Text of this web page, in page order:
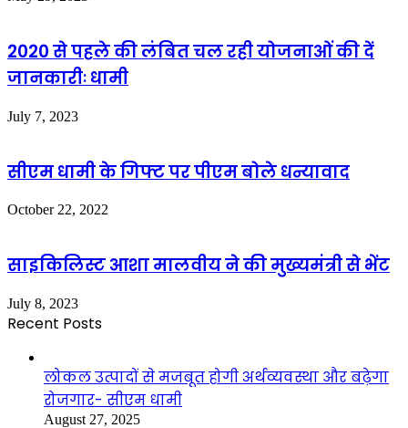
2020 से पहले की लंबित चल रही योजनाओं की दें
जानकारीः धामी
July 7, 2023
सीएम धामी के गिफ्ट पर पीएम बोले धन्यावाद
October 22, 2022
साइकिलिस्ट आशा मालवीय ने की मुख्यमंत्री से भेंट
July 8, 2023
Recent Posts
लोकल उत्पादों से मजबूत होगी अर्थव्यवस्था और बढ़ेगा
रोजगार- सीएम धामी
August 27, 2025